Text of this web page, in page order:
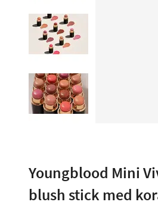
Youngblood Mini
blush stick med